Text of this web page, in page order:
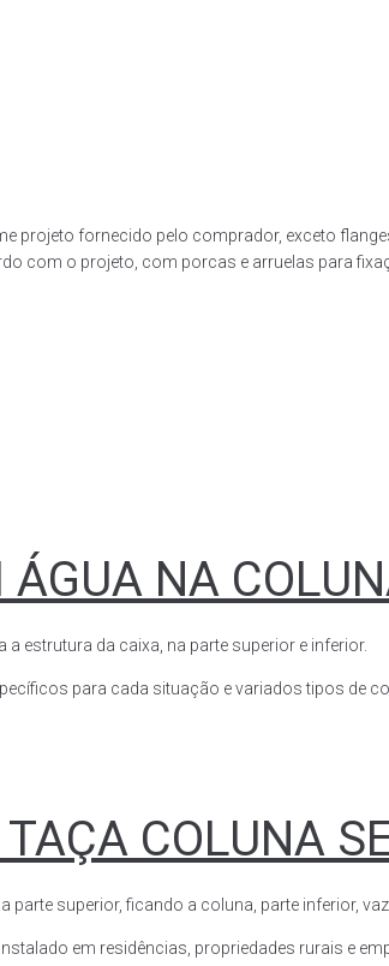
projeto fornecido pelo comprador, exceto
com o projeto, com porcas e arruelas para
ÁGUA NA
estrutura da caixa, na parte superior e inferior.
para cada situação e variados tipos de
COLUNA
superior, ficando a coluna, parte inferior,
em residências, propriedades rurais e